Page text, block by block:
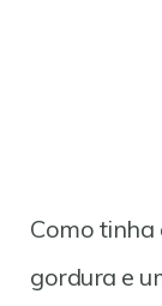
Como tinha
gordura e